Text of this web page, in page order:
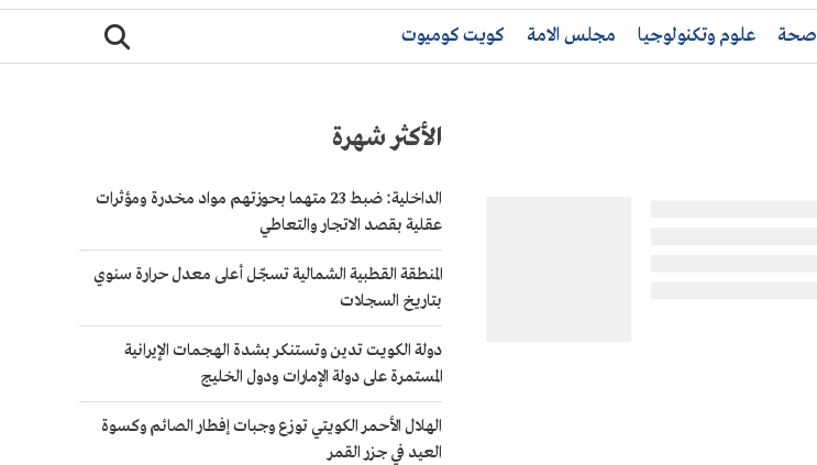
صحة علوم وتكنولوجيا مجلس الامة كويت كوميوت
الأكثر شهرة
الداخلية: ضبط 23 متهما بحوزتهم مواد مخدرة ومؤثرات
عقلية بقصد الاتجار والتعاطي
المنطقة القطبية الشمالية تسجّل أعلى معدل حرارة سنوي
بتاريخ السجلات
دولة الكويت تدين وتستنكر بشدة الهجمات الإيرانية
المستمرة على دولة الإمارات ودول الخليج
الهلال الأحمر الكويتي توزع وجبات إفطار الصائم وكسوة
العيد في جزر القمر